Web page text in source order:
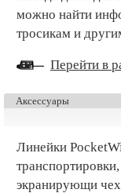
можно найти
тросикам и
Перейти в
Аксессуары
Линейки
экранирующи